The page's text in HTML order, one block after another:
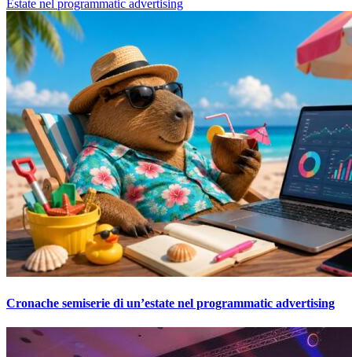
Estate nel programmatic advertising
Cronache semiserie di un’estate nel programmatic advertising